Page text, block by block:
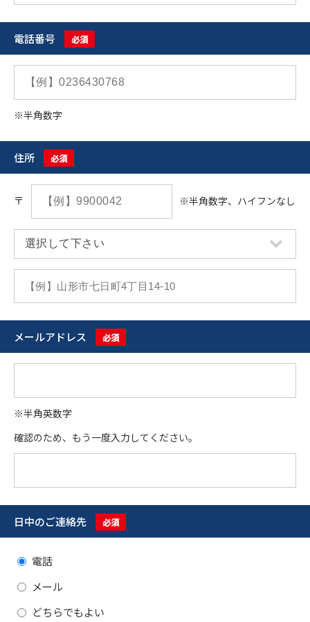
電話番号 必須
※半角数字
住所 必須
〒 ※半角数字、ハイフンなし
メールアドレス 必須
※半角英数字
確認のため、もう一度入力してください。
日中のご連絡先 必須
電話
メール
どちらでもよい